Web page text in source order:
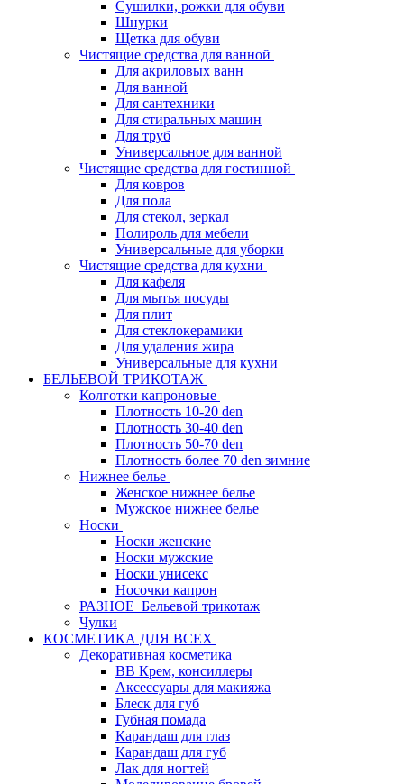
Сушилки, рожки для обуви
Шнурки
Щетка для обуви
Чистящие средства для ванной
Для акриловых ванн
Для ванной
Для сантехники
Для стиральных машин
Для труб
Универсальное для ванной
Чистящие средства для гостинной
Для ковров
Для пола
Для стекол, зеркал
Полироль для мебели
Универсальные для уборки
Чистящие средства для кухни
Для кафеля
Для мытья посуды
Для плит
Для стеклокерамики
Для удаления жира
Универсальные для кухни
БЕЛЬЕВОЙ ТРИКОТАЖ
Колготки капроновые
Плотность 10-20 den
Плотность 30-40 den
Плотность 50-70 den
Плотность более 70 den зимние
Нижнее белье
Женское нижнее белье
Мужское нижнее белье
Носки
Носки женские
Носки мужские
Носки унисекс
Носочки капрон
РАЗНОЕ_Бельевой трикотаж
Чулки
КОСМЕТИКА ДЛЯ ВСЕХ
Декоративная косметика
BB Крем, консиллеры
Аксессуары для макияжа
Блеск для губ
Губная помада
Карандаш для глаз
Карандаш для губ
Лак для ногтей